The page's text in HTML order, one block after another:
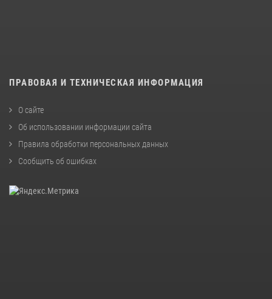
ПРАВОВАЯ И ТЕХНИЧЕСКАЯ ИНФОРМАЦИЯ
О сайте
Об использовании информации сайта
Правила обработки персональных данных
Сообщить об ошибках